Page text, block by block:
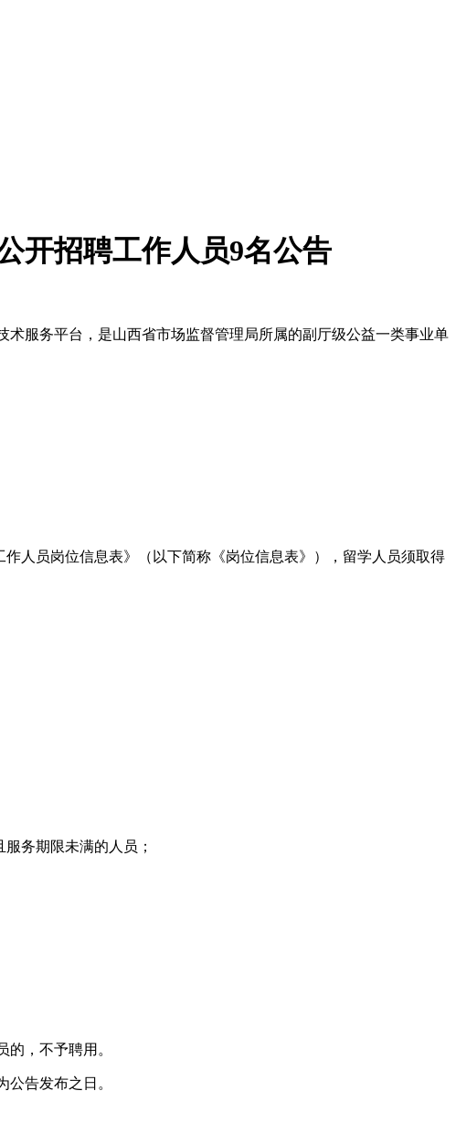
开招聘工作人员9名公告
服务平台，是山西省市场监督管理局所属的副厅级公益一类事业单
人员岗位信息表》（以下简称《岗位信息表》），留学人员须取得
务期限未满的人员；
，不予聘用。
告发布之日。